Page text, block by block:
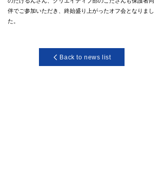
伴でご参加いただき、終始盛り上がったオフ会となりまし
た。
Back to news list